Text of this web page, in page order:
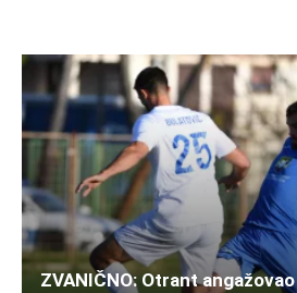
ZVANIČNO: Otrant